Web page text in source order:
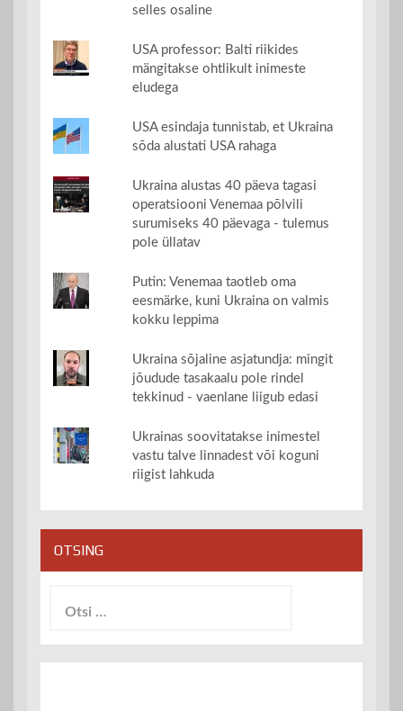
selles osaline
USA professor: Balti riikides
mängitakse ohtlikult inimeste
eludega
USA esindaja tunnistab, et Ukraina
sõda alustati USA rahaga
Ukraina alustas 40 päeva tagasi
operatsiooni Venemaa põlvili
surumiseks 40 päevaga - tulemus
pole üllatav
Putin: Venemaa taotleb oma
eesmärke, kuni Ukraina on valmis
kokku leppima
Ukraina sõjaline asjatundja: mingit
jõudude tasakaalu pole rindel
tekkinud - vaenlane liigub edasi
Ukrainas soovitatakse inimestel
vastu talve linnadest või koguni
riigist lahkuda
OTSING